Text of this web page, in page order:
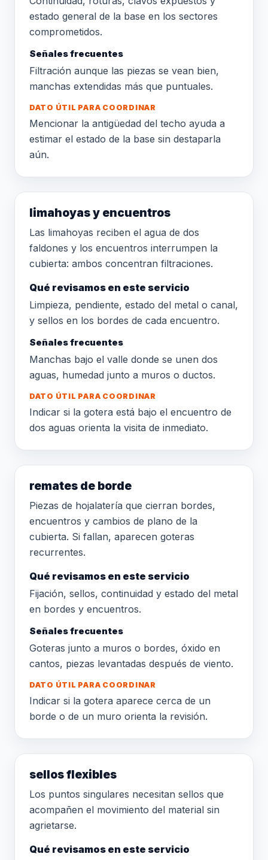
estado general de la base en los sectores
comprometidos.
Señales frecuentes
Filtración aunque las piezas se vean bien,
manchas extendidas más que puntuales.
DATO ÚTIL PARA COORDINAR
Mencionar la antigüedad del techo ayuda a
estimar el estado de la base sin destaparla
aún.
limahoyas y encuentros
Las limahoyas reciben el agua de dos
faldones y los encuentros interrumpen la
cubierta: ambos concentran filtraciones.
Qué revisamos en este servicio
Limpieza, pendiente, estado del metal o canal,
y sellos en los bordes de cada encuentro.
Señales frecuentes
Manchas bajo el valle donde se unen dos
aguas, humedad junto a muros o ductos.
DATO ÚTIL PARA COORDINAR
Indicar si la gotera está bajo el encuentro de
dos aguas orienta la visita de inmediato.
remates de borde
Piezas de hojalatería que cierran bordes,
encuentros y cambios de plano de la
cubierta. Si fallan, aparecen goteras
recurrentes.
Qué revisamos en este servicio
Fijación, sellos, continuidad y estado del metal
en bordes y encuentros.
Señales frecuentes
Goteras junto a muros o bordes, óxido en
cantos, piezas levantadas después de viento.
DATO ÚTIL PARA COORDINAR
Indicar si la gotera aparece cerca de un
borde o de un muro orienta la revisión.
sellos flexibles
Los puntos singulares necesitan sellos que
acompañen el movimiento del material sin
agrietarse.
Qué revisamos en este servicio